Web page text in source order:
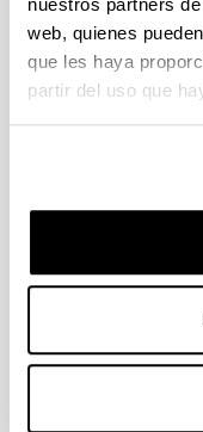
nuestros partners
web, quienes
que les haya
partir del uso que
lineal.
Aplicaciones
biosanitarias
otros campos
teoría de los
Optimización
estocástica
Teoría de la
Teoría de
Geometría